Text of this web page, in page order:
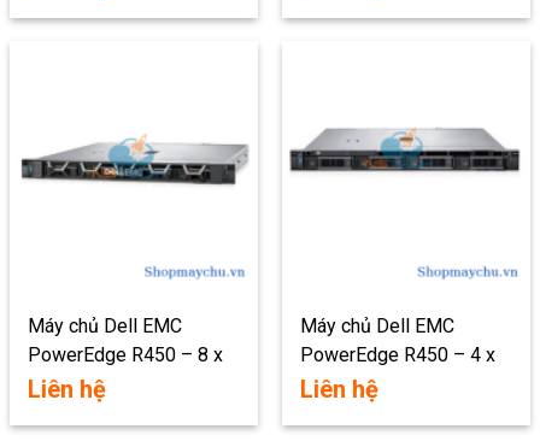
Máy chủ Dell EMC
PowerEdge R450 – 8 x
2.5″
Liên hệ
Máy chủ Dell EMC
PowerEdge R450 – 4 x
3.5″
Liên hệ